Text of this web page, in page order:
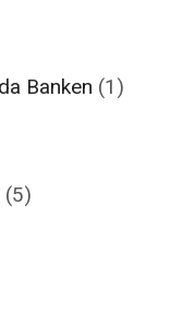
Banken (1)
(5)